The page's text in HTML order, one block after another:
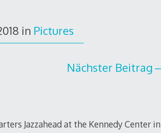
in Pictures
Nächster Beitrag
Jazzahead at the Kennedy Center in